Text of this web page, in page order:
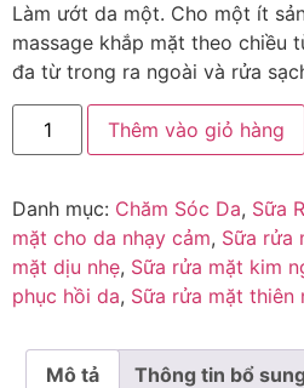
Làm ướt da một. Cho một ít
massage khắp mặt theo chiều
đa từ trong ra ngoài và rửa
Thêm vào giỏ hàng
Danh mục: Chăm Sóc Da, Sữa
mặt cho da nhạy cảm, Sữa rửa
mặt dịu nhẹ, Sữa rửa mặt kim
phục hồi da, Sữa rửa mặt thiên
Mô tả Thông tin bổ sung